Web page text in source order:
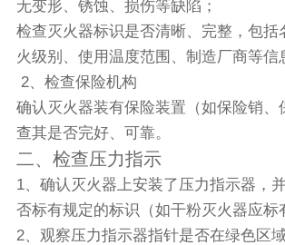
无变形、锈蚀、损伤等缺陷；
检查灭火器标识是否清晰、完整，包括
火级别、使用温度范围、制造厂商等信
2、检查保险机构
确认灭火器装有保险装置（如保险销、
查其是否完好、可靠。
二、检查压力指示
1、确认灭火器上安装了压力指示器，
否标有规定的标识（如干粉灭火器应标
2、观察压力指示器指针是否在绿色区